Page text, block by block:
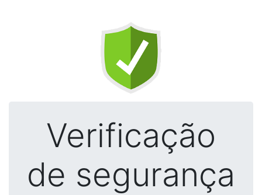
Verificação
de segurança